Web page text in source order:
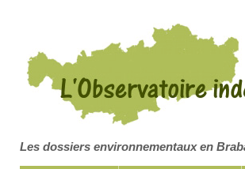
Les dossiers environnementaux en